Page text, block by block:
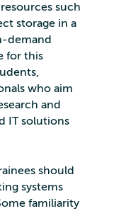
such
storage in a
demand
for this
who aim
and
IT solutions
should
systems
familiarity